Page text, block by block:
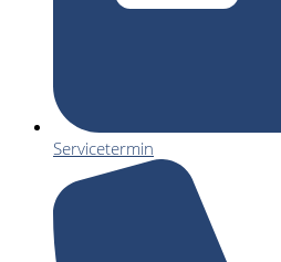
Servicetermin